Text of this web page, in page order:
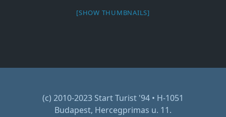
[SHOW THUMBNAILS]
(c) 2010-2023 Start Turist '94 • H-1051
Budapest, Hercegprimas u. 11.